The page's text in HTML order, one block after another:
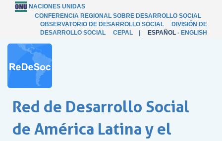
NACIONES UNIDAS
CONFERENCIA REGIONAL SOBRE DESARROLLO SOCIAL
OBSERVATORIO DE DESARROLLO SOCIAL
DIVISIÓN DE
DESARROLLO SOCIAL
CEPAL ESPAÑOL - ENGLISH
Red de Desarrollo Social
de América Latina y el